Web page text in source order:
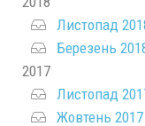
Листопад
Березень
2017
Листопад
Жовтень 2017